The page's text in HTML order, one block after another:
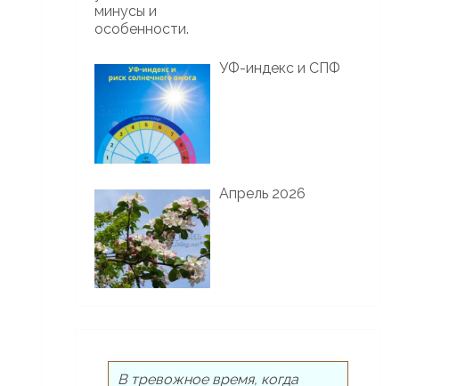
УФ-индекс и СПФ
Апрель 2026
В тревожное время, когда